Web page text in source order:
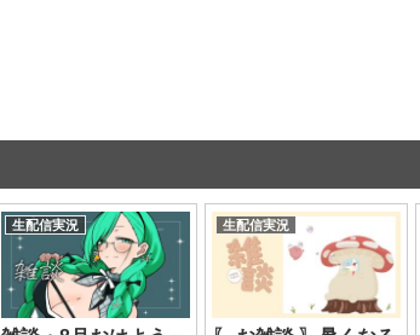
生配信実況 生配信実況